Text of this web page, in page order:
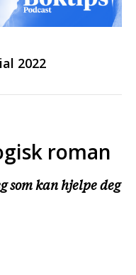
2022
roman
som kan hjelpe deg